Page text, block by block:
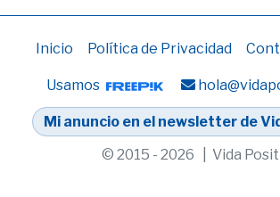
Inicio Política de Privacidad
Usamos
Mi anuncio en el newsletter de
© 2015 - 2026 | Vida